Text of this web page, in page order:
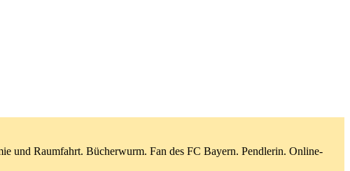
und Raumfahrt. Bücherwurm. Fan des FC Bayern. Pendlerin. Online-